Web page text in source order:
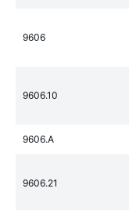
9606
9606.10
9606.A
9606.21